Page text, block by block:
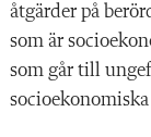
åtgärder på
som är
som går till